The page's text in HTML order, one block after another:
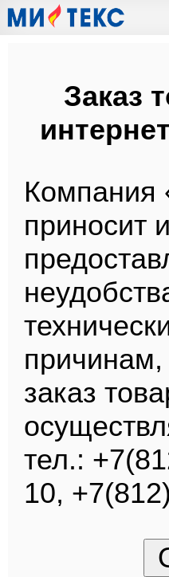
Заказ
Компания
приносит
заказ
тел.:
10,